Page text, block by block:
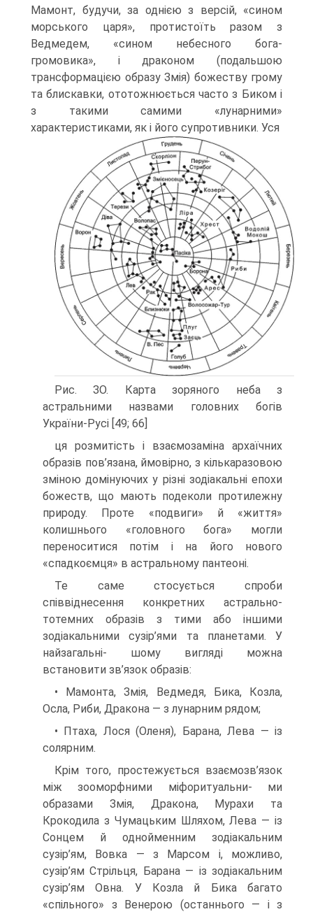
Мамонт, будучи, за однією з версій, «сином
морського царя», протистоїть разом з
Ведмедем, «сином небесного бога-
громовика», і драконом (подальшою
трансфор­мацією образу Змія) божеству грому
та блискавки, ототожнюється часто з Биком і
з такими самими «лунарними»
характеристиками, як і його супротивники. Уся
Рис. ЗО. Карта зоряного неба з
астральними назвами головних богів
України-Русі [49; 66]
ця розмитість і взаємозаміна архаїчних
образів пов’язана, ймовірно, з кількаразо­вою
зміною домінуючих у різні зодіакальні епохи
божеств, що мають подеколи про­тилежну
природу. Проте «подвиги» й «життя»
колишнього «головного бога» мог­ли
переноситися потім і на його нового
«спадкоємця» в астральному пантеоні.
Те саме стосується спроби
співвіднесення конкретних астрально-
тотемних образів з тими або іншими
зодіакальними сузір’ями та планетами. У
найзагальні- шому вигляді можна
встановити зв’язок образів:
• Мамонта, Змія, Ведмедя, Бика, Козла,
Осла, Риби, Дракона — з лунарним рядом;
• Птаха, Лося (Оленя), Барана, Лева — із
солярним.
Крім того, простежується взаємозв’язок
між зооморфними міфоритуальни- ми
образами Змія, Дракона, Мурахи та
Крокодила з Чумацьким Шляхом, Лева — із
Сонцем й однойменним зодіакальним
сузір’ям, Вовка — з Марсом і, можливо,
сузір’ям Стрільця, Барана — із зодіакальним
сузір’ям Овна. У Козла й Бика багато
«спільного» з Венерою (останнього — і з